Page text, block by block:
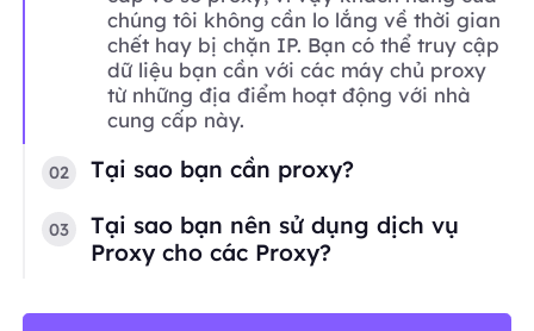
chúng tôi không cần lo lắng về thời gian
chết hay bị chặn IP. Bạn có thể truy cập
dữ liệu bạn cần với các máy chủ proxy
từ những địa điểm hoạt động với nhà
cung cấp này.
02 Tại sao bạn cần proxy?
03
Tại sao bạn nên sử dụng dịch vụ
Proxy cho các Proxy?